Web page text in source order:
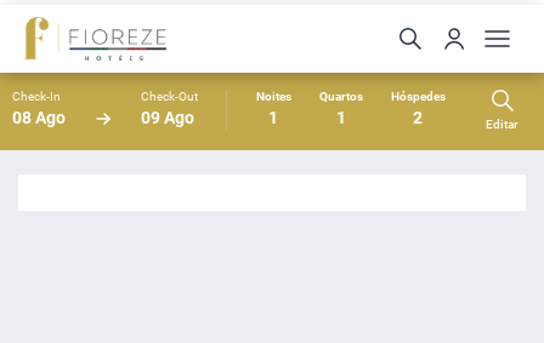
Check-In
08 Ago
Check-Out
09 Ago
Noites
1
Quartos
1
Hóspedes
2 Editar